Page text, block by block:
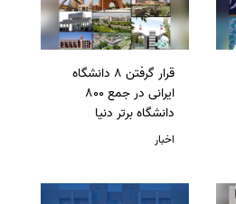
قرار گرفتن 8 دانشگاه
ایرانی در جمع 800
دانشگاه برتر دنیا
اخبار